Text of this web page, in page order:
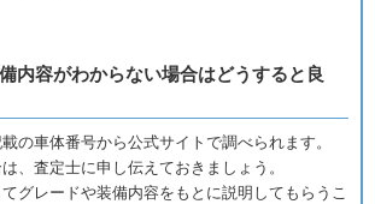
内容がわからない場合はどうすると良
の車体番号から公式サイトで調べられます。
、査定士に申し伝えておきましょう。
グレードや装備内容をもとに説明してもらうこ